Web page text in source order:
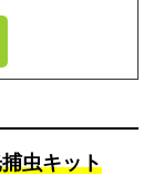
虫キット